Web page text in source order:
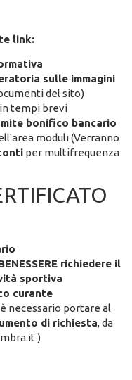
link:
sulle immagini
del sito)
in tempi brevi
bonifico bancario
moduli (Verranno
per multifrequenza
richiedere il
sportiva
curante
necessario portare al
di richiesta, da
)